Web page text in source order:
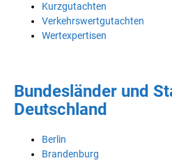
Kurzgutachten
Verkehrswertgutachten
Wertexpertisen
Bundesländer und
Deutschland
Berlin
Brandenburg